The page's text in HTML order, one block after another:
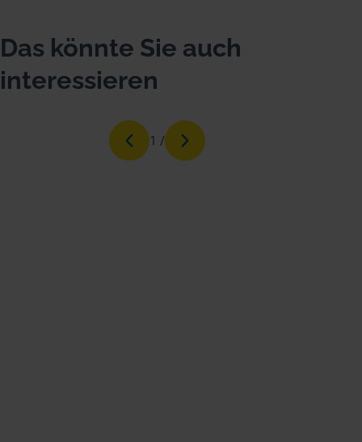
Das könnte Sie auch
interessieren
1 /